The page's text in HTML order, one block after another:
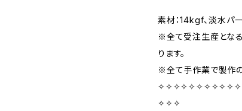
素材：14kgf、淡水パ
※全て受注生産とな
ります。
※全て手作業で製作の
✧✧✧